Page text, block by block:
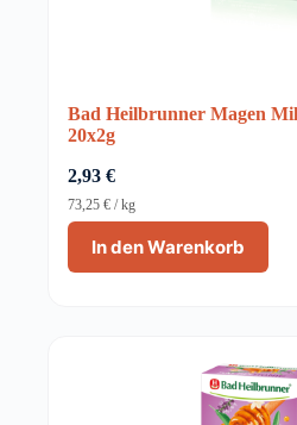
Bad Heilbrunner Magen
20x2g
2,93 €
In den Warenkorb
73,25 € /kg